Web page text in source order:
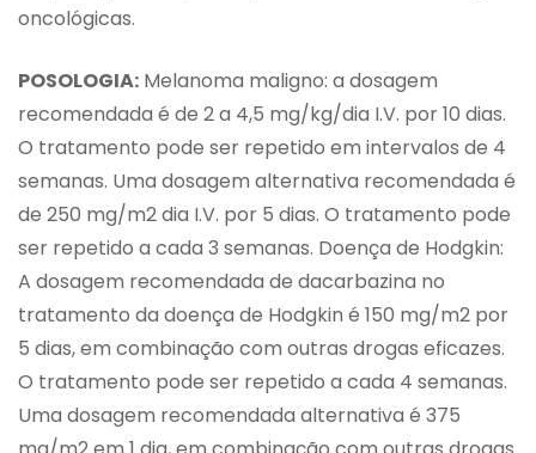
oncológicas.
POSOLOGIA: Melanoma maligno: a dosagem
recomendada é de 2 a 4,5 mg/kg/dia I.V. por 10 dias.
O tratamento pode ser repetido em intervalos de 4
semanas. Uma dosagem alternativa recomendada é
de 250 mg/m2 dia I.V. por 5 dias. O tratamento pode
ser repetido a cada 3 semanas. Doença de Hodgkin:
A dosagem recomendada de dacarbazina no
tratamento da doença de Hodgkin é 150 mg/m2 por
5 dias, em combinação com outras drogas eficazes.
O tratamento pode ser repetido a cada 4 semanas.
Uma dosagem recomendada alternativa é 375